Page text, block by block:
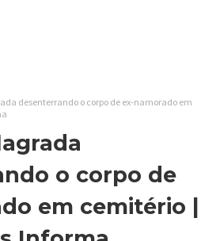
desenterrando o corpo de ex-namorado em
o corpo de
em cemitério |